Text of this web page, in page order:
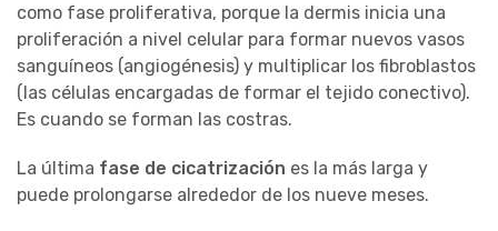
como fase proliferativa, porque la dermis inicia una
proliferación a nivel celular para formar nuevos vasos
sanguíneos (angiogénesis) y multiplicar los fibroblastos
(las células encargadas de formar el tejido conectivo).
Es cuando se forman las costras.
La última fase de cicatrización es la más larga y
puede prolongarse alrededor de los nueve meses.